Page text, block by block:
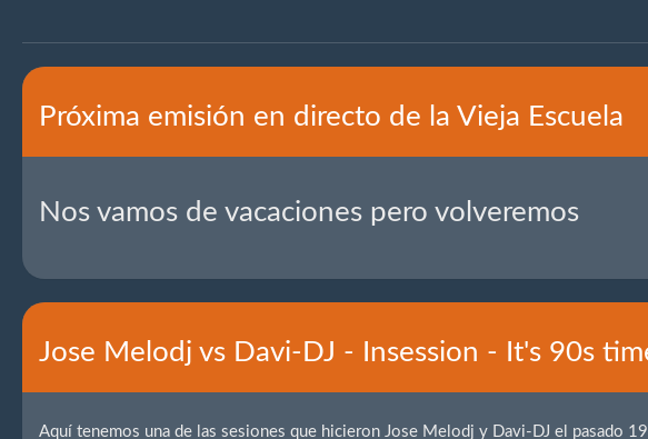
Próxima emisión en directo de la Vieja Escuela
Nos vamos de vacaciones pero volveremos
Jose Melodj vs Davi-DJ - Insession - It's 90s
Aquí tenemos una de las sesiones que hicieron Jose Melodj y Davi-DJ el pasado